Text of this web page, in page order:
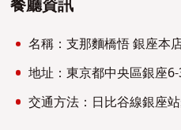
餐廳資訊
名稱：支那麵橋悟 銀座本
地址：東京都中央區銀座
交通方法：日比谷線銀座